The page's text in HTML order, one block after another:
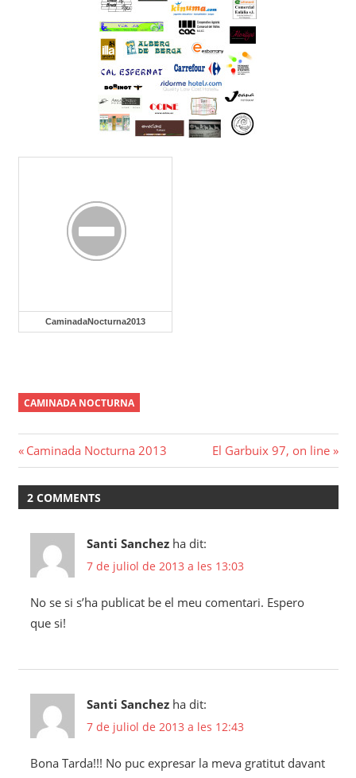
CaminadaNocturna2013
CAMINADA NOCTURNA
Navegació
d'entrades
Previous
Post:
Caminada Nocturna 2013
Next
Post:
El Garbuix 97, on line
2 COMMENTS
Santi Sanchez ha dit:
7 de juliol de 2013 a les 13:03
No se si s’ha publicat be el meu comentari. Espero
que si!
Santi Sanchez ha dit:
7 de juliol de 2013 a les 12:43
Bona Tarda!!! No puc expresar la meva gratitut davant